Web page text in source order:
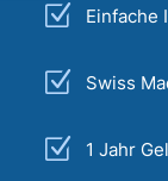
Z Einfache
Z Swiss
Z 1 Jahr